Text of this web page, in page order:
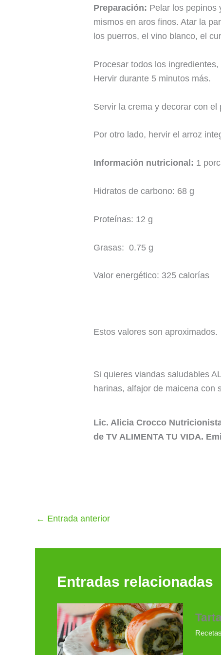
Preparación: Pelar los pepinos
mismos en aros finos. Atar la
los puerros, el vino blanco, el
Procesar todos los
Hervir durante 5 minutos más.
Servir la crema y decorar con
Por otro lado, hervir el arroz
Información nutricional: 1
Hidratos de carbono: 68 g
Proteínas: 12 g
Grasas: 0.75 g
Valor energético: 325 calorías
Estos valores son aproximados.
Si quieres viandas saludables
harinas, alfajor de maicena con
Lic. Alicia Crocco
de TV ALIMENTA TU VIDA.
← Entrada anterior
Entradas relacionadas